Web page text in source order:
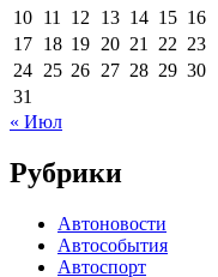
10 11 12 13 14 15 16
17 18 19 20 21 22 23
24 25 26 27 28 29 30
31
« Июл
Рубрики
Автоновости
Автособытия
Автоспорт